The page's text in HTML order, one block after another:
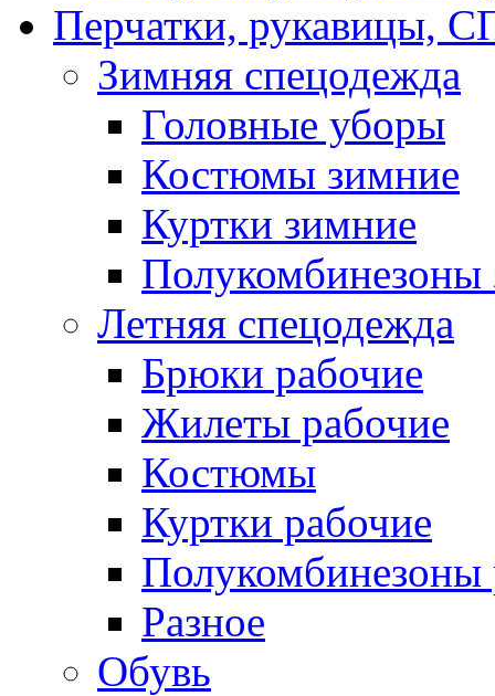
Перчатки,
Зимняя спецодежда
Головные уборы
Костюмы зимние
Куртки зимние
Полукомбинезоны
Летняя спецодежда
Брюки рабочие
Жилеты рабочие
Костюмы
Куртки рабочие
Полукомбинезоны
Разное
Обувь